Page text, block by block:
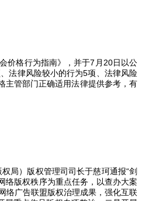
价格行为指南》，并于7 月 20日以公
法律风险较小的行为5项、法律风险
主管部门正确适用法律提供参考，有
局）版权管理司司长于慈珂通报“剑
络版权秩序为重点任务，以查办大案
络广告联盟版权治理成果，强化互联